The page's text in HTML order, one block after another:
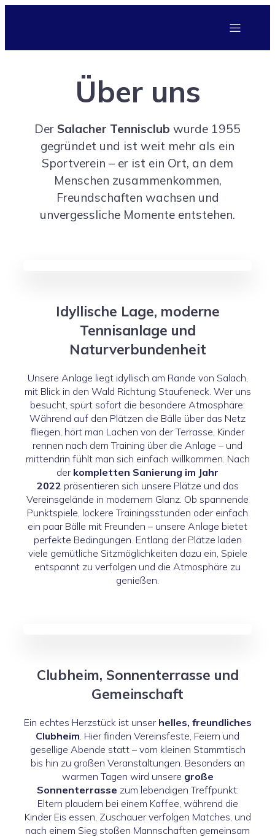
Über uns
Der Salacher Tennisclub wurde 1955
gegründet und ist weit mehr als ein
Sportverein – er ist ein Ort, an dem
Menschen zusammenkommen,
Freundschaften wachsen und
unvergessliche Momente entstehen.
Idyllische Lage, moderne
Tennisanlage und
Naturverbundenheit
Unsere Anlage liegt idyllisch am Rande von Salach,
mit Blick in den Wald Richtung Staufeneck. Wer uns
besucht, spürt sofort die besondere Atmosphäre:
Während auf den Plätzen die Bälle über das Netz
fliegen, hört man Lachen von der Terrasse, Kinder
rennen nach dem Training über die Anlage – und
mittendrin fühlt man sich einfach willkommen. Nach
der kompletten Sanierung im Jahr
2022 präsentieren sich unsere Plätze und das
Vereinsgelände in modernem Glanz. Ob spannende
Punktspiele, lockere Trainingsstunden oder einfach
ein paar Bälle mit Freunden – unsere Anlage bietet
perfekte Bedingungen. Entlang der Plätze laden
viele gemütliche Sitzmöglichkeiten dazu ein, Spiele
entspannt zu verfolgen und die Atmosphäre zu
genießen.
Clubheim, Sonnenterrasse und
Gemeinschaft
Ein echtes Herzstück ist unser helles, freundliches
Clubheim. Hier finden Vereinsfeste, Feiern und
gesellige Abende statt – vom kleinen Stammtisch
bis hin zu großen Veranstaltungen. Besonders an
warmen Tagen wird unsere große
Sonnenterrasse zum lebendigen Treffpunkt:
Eltern plaudern bei einem Kaffee, während die
Kinder Eis essen, Zuschauer verfolgen Matches, und
nach einem Sieg stoßen Mannschaften gemeinsam